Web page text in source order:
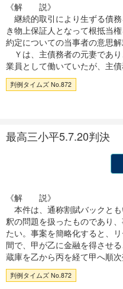
《解 説》
継続的取引により生ずる債
き物上保証人となって根抵当
約定についての当事者の意思
Ｙは、主債務者の元妻であ
業員として働いていたが、主
判例タイムズ No.872
最高三小平5.7.20判決
《解 説》
本件は、通称割賦バックと
釈の問題を扱ったものであり
たい。事案を簡略化すると、
間で、甲が乙に金融を得させ
蔵庫を乙から丙を経て甲へ順
判例タイムズ No.872